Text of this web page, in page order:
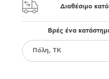
Διαθέσιμο
Βρές ένα